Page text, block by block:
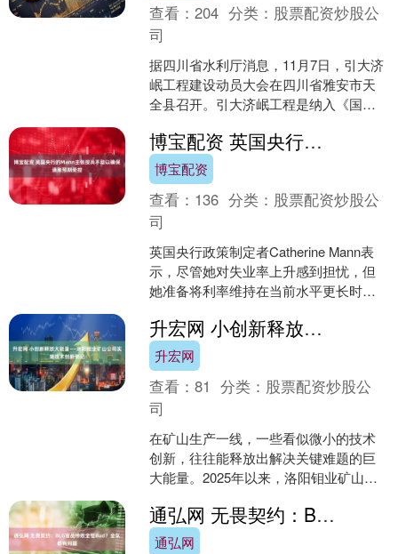
查看：204 分类： 股票配资炒股公
司
据四川省水利厅消息，11月7日，引大济
岷工程建设动员大会在四川省雅安市天
全县召开。引大济岷工程是纳入《国家
济圈建设规划纲要》的.... 博宝配资 英国央行的Mann主张按兵不动以确保通胀预期受控
博宝配资
查看： 136 分类： 股票配资炒股公
司
英国央行政策制定者Catherine Mann表
示，尽管她对失业率上升感到担忧，但
她准备将利率维持在当前水平更长时
报告显示英....
升宏网 小创新释放大能量——洛阳钼业矿山公司实施技术创新侧记
升宏网
查看：81 分类： 股票配资炒股公
司
在矿山生产一线，一些看似微小的技术
创新，往往能释放出解决关键难题的巨
大能量。2025年以来，洛阳钼业矿山公
气、生产经营等环节，推.... 通弘网 无畏契约：BLG首战惨败全怪Bud？全队都有问题
通弘网